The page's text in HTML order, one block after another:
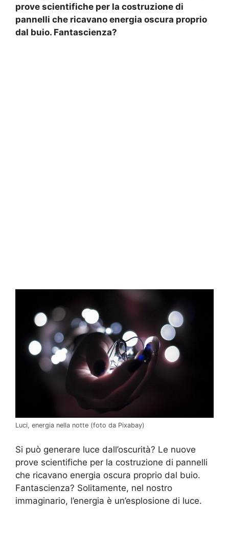
prove scientifiche per la costruzione di
pannelli che ricavano energia oscura proprio
dal buio. Fantascienza?
Luci, energia nella notte (foto da Pixabay)
Si può generare luce dall’oscurità? Le nuove
prove scientifiche per la costruzione di pannelli
che ricavano energia oscura proprio dal buio.
Fantascienza? Solitamente, nel nostro
immaginario, l’energia è un’esplosione di luce.